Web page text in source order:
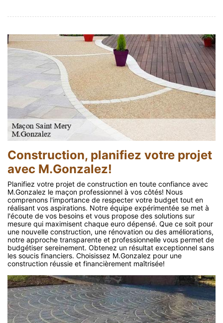
Construction, planifiez votre projet
avec M.Gonzalez!
Planifiez votre projet de construction en toute confiance avec
M.Gonzalez le maçon professionnel à vos côtés! Nous
comprenons l'importance de respecter votre budget tout en
réalisant vos aspirations. Notre équipe expérimentée se met à
l'écoute de vos besoins et vous propose des solutions sur
mesure qui maximisent chaque euro dépensé. Que ce soit pour
une nouvelle construction, une rénovation ou des améliorations,
notre approche transparente et professionnelle vous permet de
budgétiser sereinement. Obtenez un résultat exceptionnel sans
les soucis financiers. Choisissez M.Gonzalez pour une
construction réussie et financièrement maîtrisée!